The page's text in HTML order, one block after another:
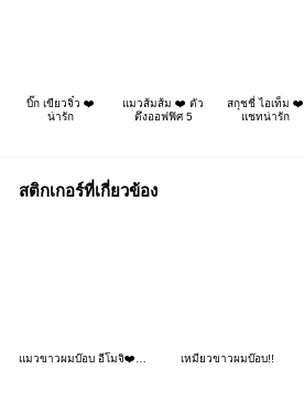
บิ๊ก เขียวจิ๋ว ❤️
น่ารัก
แมวส้มส้ม ❤️ ตัว
ตึงออฟฟิศ 5
สกุชชี่ ไอเท็ม ❤️
แชทน่ารัก
สติกเกอร์ที่เกี่ยวข้อง
แมวขาวผมบ๊อบ อีโมจิ❤️หลายอารมณ์ 23 เหมียวขาวผมบ๊อบ!!